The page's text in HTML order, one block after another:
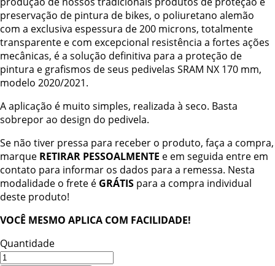
preservação de pintura de bikes, o poliuretano alemão
com a exclusiva espessura de 200 microns, totalmente
transparente e com excepcional resistência a fortes ações
mecânicas, é a solução definitiva para a proteção de
pintura e grafismos de seus pedivelas SRAM NX 170 mm,
modelo 2020/2021.
A aplicação é muito simples, realizada à seco. Basta
sobrepor ao design do pedivela.
Se não tiver pressa para receber o produto, faça a compra,
marque RETIRAR PESSOALMENTE e em seguida entre em
contato para informar os dados para a remessa. Nesta
modalidade o frete é GRÁTIS para a compra individual
deste produto!
VOCÊ MESMO APLICA COM FACILIDADE!
Quantidade